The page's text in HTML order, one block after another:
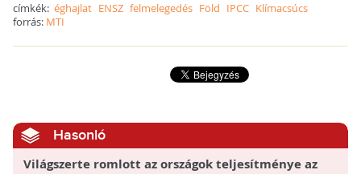
címkék: éghajlat ENSZ felmelegedés Föld IPCC Klímacsúcs
forrás: MTI
Hasonló
Világszerte romlott az országok teljesítménye az